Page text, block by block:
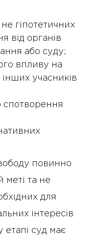
гіпотетичних
від органів
або суду;
впливу на
інших учасників
повинно
меті та не
для
інтересів
суд має